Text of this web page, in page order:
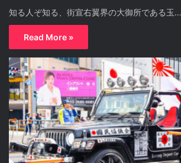
知る人ぞ知る、街宣右翼界の大御所である玉…
Read More »